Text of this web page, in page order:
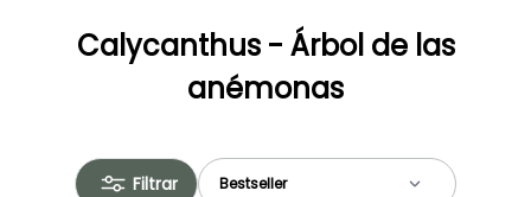
Calycanthus - Árbol de las
anémonas
Filtrar